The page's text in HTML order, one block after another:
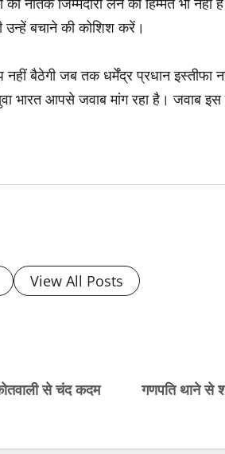
उन्हें बचाने की कोशिश करें।
नहीं बैठेगी जब तक धर्मेंद्र प्रधान
भारत आपसे जवाब मांग रहा है। जवाब
View All Posts
से चंद कदम
गणपति थाने से